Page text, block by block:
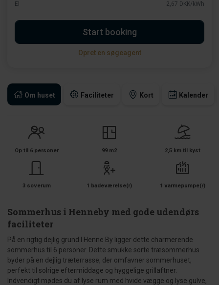
Om huset Faciliteter Kort Kalender
Op til 6 personer 99 m2 2,5 km til kyst
3 soverum 1 badeværelse(r) 1 varmepumpe(r)
Sommerhus i Henneby med gode udendørs
faciliteter
På en rigtig dejlig grund I Henne By ligger dette charmerende
sommerhus til 6 personer. Dette smukke sorte træsommerhus
byder på en dejlig træterrasse, der omfavner sommerhuset,
perfekt til solrige eftermiddage og hyggelige grillaftner.
Indvendigt mødes du af lyse rum med hvide vægge og lyse gulve,
El 2,67 DKK/kWh
Start booking
Opret en søgeagent